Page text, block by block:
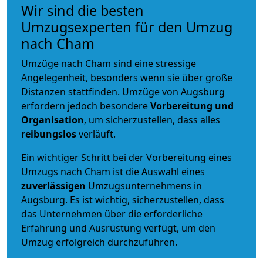
Wir sind die besten
Umzugsexperten für den Umzug
nach Cham
Umzüge nach Cham sind eine stressige
Angelegenheit, besonders wenn sie über große
Distanzen stattfinden. Umzüge von Augsburg
erfordern jedoch besondereVorbereitung und
Organisation, um sicherzustellen, dass alles
reibungslosverläuft.
Ein wichtiger Schritt bei der Vorbereitung eines
Umzugs nach Cham ist die Auswahl eines
zuverlässigen Umzugsunternehmens in
Augsburg. Es ist wichtig, sicherzustellen, dass
das Unternehmen über die erforderliche
Erfahrung und Ausrüstung verfügt, um den
Umzug erfolgreich durchzuführen.